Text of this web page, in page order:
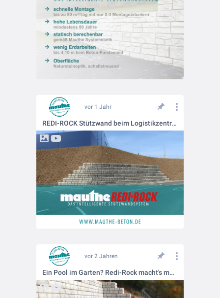
vor 1 Jahr
REDI-ROCK Stützwand beim Logistikzentrum in Heidenheim
vor 2 Jahren
Ein Pool im Garten? Redi-Rock macht's möglich!